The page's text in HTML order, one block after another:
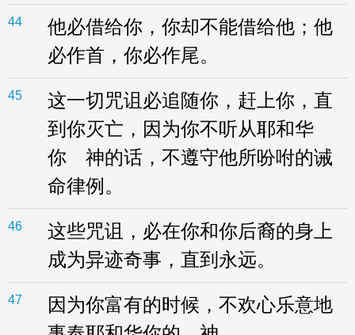
44
他必借给你，你却不能借给他；他
必作首，你必作尾。
45
这一切咒诅必追随你，赶上你，直
到你灭亡，因为你不听从耶和华
你 神的话，不遵守他所吩咐的诫
命律例。
46
这些咒诅，必在你和你后裔的身上
成为异迹奇事，直到永远。
47
因为你富有的时候，不欢心乐意地